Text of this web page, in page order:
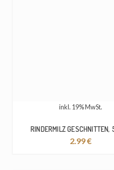
inkl. 19% MwSt.
RINDERMILZ
2.99€